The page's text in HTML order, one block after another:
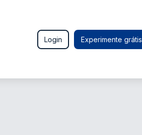
Login Experimente grátis